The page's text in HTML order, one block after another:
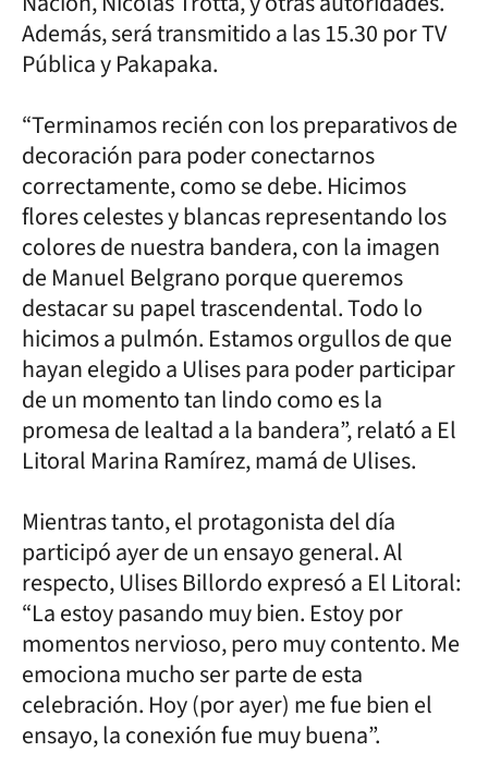
Además, será transmitido a las 15.30 por TV
Pública y Pakapaka.
“Terminamos recién con los preparativos de
decoración para poder conectarnos
correctamente, como se debe. Hicimos
flores celestes y blancas representando los
colores de nuestra bandera, con la imagen
de Manuel Belgrano porque queremos
destacar su papel trascendental. Todo lo
hicimos a pulmón. Estamos orgullos de que
hayan elegido a Ulises para poder participar
de un momento tan lindo como es la
promesa de lealtad a la bandera”, relató a El
Litoral Marina Ramírez, mamá de Ulises.
Mientras tanto, el protagonista del día
participó ayer de un ensayo general. Al
respecto, Ulises Billordo expresó a El Litoral:
“La estoy pasando muy bien. Estoy por
momentos nervioso, pero muy contento. Me
emociona mucho ser parte de esta
celebración. Hoy (por ayer) me fue bien el
ensayo, la conexión fue muy buena”.